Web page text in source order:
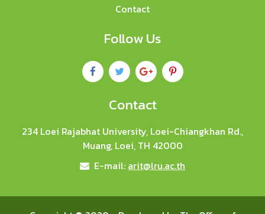
Contact
Follow Us
Contact
234 Loei Rajabhat University, Loei-Chiangkhan Rd.,
Muang, Loei, TH 42000
E-mail: arit@lru.ac.th